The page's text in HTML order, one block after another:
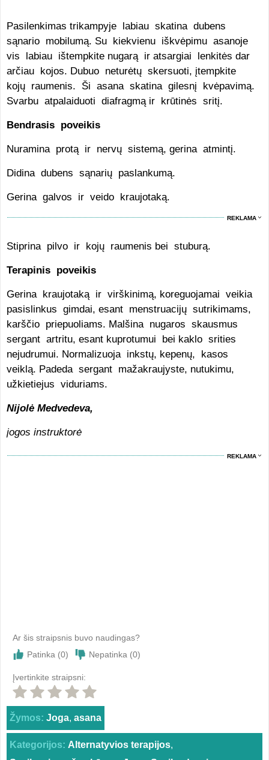
Pasilenkimas trikampyje labiau skatina dubens
sąnario mobilumą. Su kiekvienu iškvėpimu asanoje
vis labiau ištempkite nugarą ir atsargiai lenkitės dar
arčiau kojos. Dubuo neturėtų skersuoti, įtempkite
kojų raumenis. Ši asana skatina gilesnį kvėpavimą.
Svarbu atpalaiduoti diafragmą ir krūtinės sritį.
Bendrasis poveikis
Nuramina protą ir nervų sistemą, gerina atmintį.
Didina dubens sąnarių paslankumą.
Gerina galvos ir veido kraujotaką.
REKLAMA
Stiprina pilvo ir kojų raumenis bei stuburą.
Terapinis poveikis
Gerina kraujotaką ir virškinimą, koreguojamai veikia
pasislinkus gimdai, esant menstruacijų sutrikimams,
karščio priepuoliams. Malšina nugaros skausmus
sergant artritu, esant kuprotumui bei kaklo srities
nejudrumui. Normalizuoja inkstų, kepenų, kasos
veiklą. Padeda sergant mažakraujyste, nutukimu,
užkietiejus viduriams.
Nijolė Medvedeva,
jogos instruktorė
REKLAMA
Ar šis straipsnis buvo naudingas?
Patinka (0) Nepatinka (0)
Įvertinkite straipsni:
Žymos: Joga, asana
Kategorijos: Alternatyvios terapijos,